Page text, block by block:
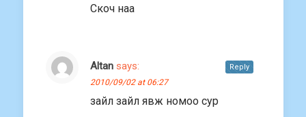
Скоч наа
Altan says:
2010/09/02 at 06:27
зайл зайл явж номоо сур
Reply